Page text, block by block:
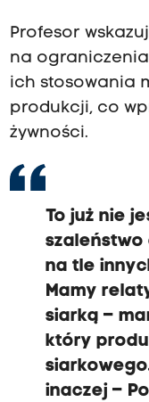
Profesor
na
ich stosowania
produkcji, co
żywności.
To już nie
szaleństwo
na tle
Mamy
siarką –
który
inaczej –